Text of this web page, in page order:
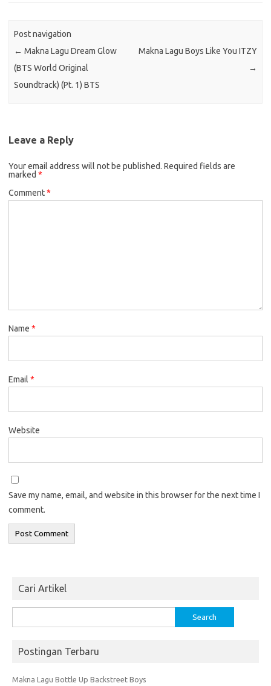
Post navigation
← Makna Lagu Dream Glow
(BTS World Original
Soundtrack) (Pt. 1) BTS
Makna Lagu Boys Like You ITZY
→
Leave a Reply
Your email address will not be published. Required fields are
marked *
Comment*
Name *
Email *
Website
Save my name, email, and website in this browser for the next time I
comment.
Cari Artikel
for:
Postingan Terbaru
Makna Lagu Bottle Up Backstreet Boys